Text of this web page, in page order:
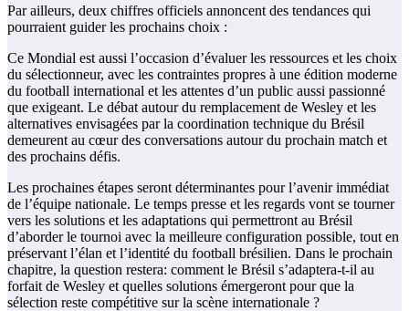
Par ailleurs, deux chiffres officiels annoncent des tendances qui
pourraient guider les prochains choix :
Ce Mondial est aussi l’occasion d’évaluer les ressources et les choix
du sélectionneur, avec les contraintes propres à une édition moderne
du football international et les attentes d’un public aussi passionné
que exigeant. Le débat autour du remplacement de Wesley et les
alternatives envisagées par la coordination technique du Brésil
demeurent au cœur des conversations autour du prochain match et
des prochains défis.
Les prochaines étapes seront déterminantes pour l’avenir immédiat
de l’équipe nationale. Le temps presse et les regards vont se tourner
vers les solutions et les adaptations qui permettront au Brésil
d’aborder le tournoi avec la meilleure configuration possible, tout en
préservant l’élan et l’identité du football brésilien. Dans le prochain
chapitre, la question restera: comment le Brésil s’adaptera-t-il au
forfait de Wesley et quelles solutions émergeront pour que la
sélection reste compétitive sur la scène internationale ?